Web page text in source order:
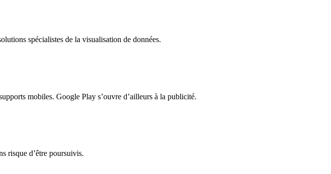
spécialistes de la visualisation de données.
mobiles. Google Play s’ouvre d’ailleurs à la publicité.
risque d’être poursuivis.